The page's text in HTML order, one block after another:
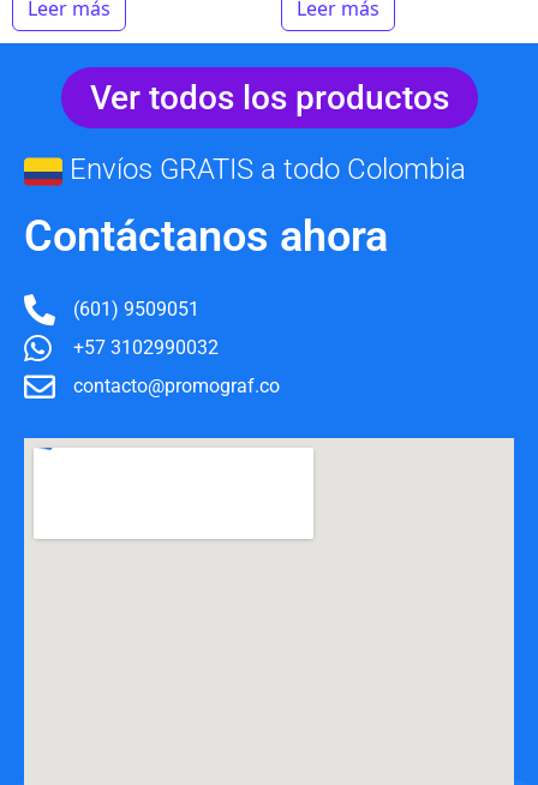
Leer más Leer más
Ver todos los productos
Envíos GRATIS a todo Colombia
Contáctanos ahora
(601) 9509051
+57 3102990032
contacto@promograf.co